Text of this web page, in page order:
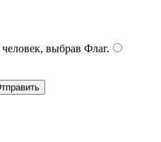
выбрав Флаг.